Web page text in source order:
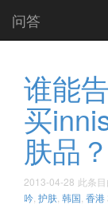
问答
谁能
买
肤品
2013-04-28 此条
吟 护肤 韩国 香港